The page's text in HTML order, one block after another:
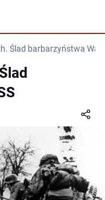
Ślad barbarzyństwa